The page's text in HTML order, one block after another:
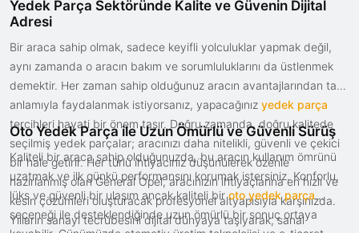
Yedek Parça Sektöründe Kalite ve Güvenin Dijital
Adresi
Bir araca sahip olmak, sadece keyifli yolculuklar yapmak değil,
aynı zamanda o aracın bakım ve sorumluluklarını da üstlenmek
demektir. Her zaman sahip olduğunuz aracın avantajlarından tam
anlamıyla faydalanmak istiyorsanız, yapacağınız yedek parça
tercihleri hayati bir önem taşır. Doğru zamanda, doğru kalitede
seçilmiş yedek parçalar; aracınızı daha nitelikli, güvenli ve çekici
bir hale getirir. Her türlü ihtiyacınız düşünülerek özenle
hazırlanmış olan General Opel, aracınızın ihtiyaçlarına en hızlı ve
kesin çözümleri oluşturacak profesyonel altyapısıyla karşınızda.
Yılların sanayi tecrübesini dijital dünyaya taşıyarak, sanal
Oto Yedek Parça ile Uzun Ömürlü ve Güvenli Sürüş
Kaliteli bir araca sahip olduğunuzda, bu aracın kullanım ömrünü
uzatmak ve ilk günkü performansını korumak istersiniz. Konforlu,
lüks ve güvenli bir ulaşım ancak kaliteli biroto yedek parça
seçeneği ile desteklendiğinde uzun ömürlü bir sonuç ortaya